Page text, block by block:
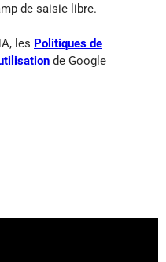
de saisie libre.
les Politiques de
de Google